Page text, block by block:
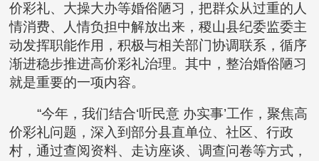
价彩礼、大操大办等婚俗陋习，把群众从过重的人
情消费、人情负担中解放出来，稷山县纪委监委主
动发挥职能作用，积极与相关部门协调联系，循序
渐进稳步推进高价彩礼治理。其中，整治婚俗陋习
就是重要的一项内容。
“今年，我们结合‘听民意 办实事’工作，聚焦高
价彩礼问题，深入到部分县直单位、社区、行政
村，通过查阅资料、走访座谈、调查问卷等方式，